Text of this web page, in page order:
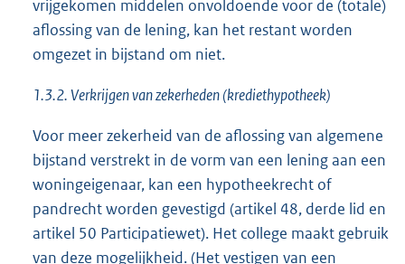
vrijgekomen middelen onvoldoende voor de (totale)
aflossing van de lening, kan het restant worden
omgezet in bijstand om niet.
1.3.2. Verkrijgen van zekerheden (krediethypotheek)
Voor meer zekerheid van de aflossing van algemene
bijstand verstrekt in de vorm van een lening aan een
woningeigenaar, kan een hypotheekrecht of
pandrecht worden gevestigd (artikel 48, derde lid en
artikel 50 Participatiewet). Het college maakt gebruik
van deze mogelijkheid. (Het vestigen van een